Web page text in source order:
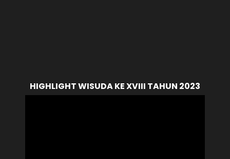
HIGHLIGHT WISUDA KE XVIII TAHUN 2023